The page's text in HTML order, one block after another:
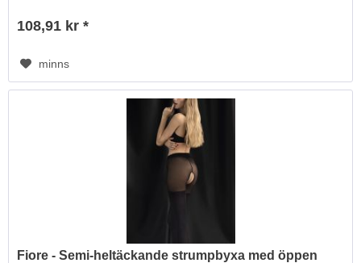
108,91 kr *
minns
Fiore - Semi-heltäckande strumpbyxa med öppen